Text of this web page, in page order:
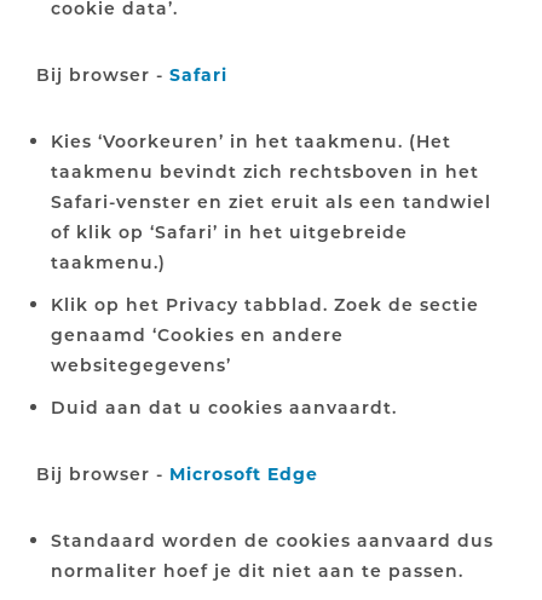
cookie data’.
Bij browser - Safari
Kies ‘Voorkeuren’ in het taakmenu. (Het
taakmenu bevindt zich rechtsboven in het
Safari-venster en ziet eruit als een tandwiel
of klik op ‘Safari’ in het uitgebreide
taakmenu.)
Klik op het Privacy tabblad. Zoek de sectie
genaamd ‘Cookies en andere
websitegegevens’
Duid aan dat u cookies aanvaardt.
Bij browser - Microsoft Edge
Standaard worden de cookies aanvaard dus
normaliter hoef je dit niet aan te passen.